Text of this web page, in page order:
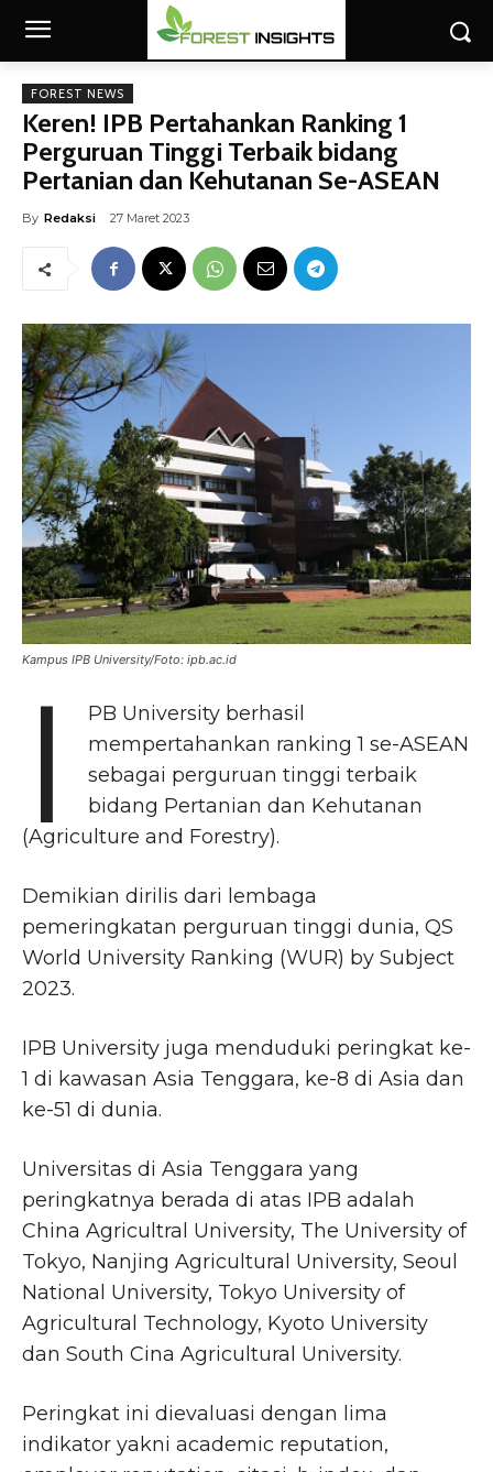
FOREST NEWS
Keren! IPB Pertahankan Ranking 1
Perguruan Tinggi Terbaik bidang
Pertanian dan Kehutanan Se-ASEAN
By Redaksi 27 Maret 2023
Kampus IPB University/Foto: ipb.ac.id
I
PB University berhasil
mempertahankan ranking 1 se-ASEAN
sebagai perguruan tinggi terbaik
bidang Pertanian dan Kehutanan
(Agriculture and Forestry).
Demikian dirilis dari lembaga
pemeringkatan perguruan tinggi dunia, QS
World University Ranking (WUR) by Subject
2023.
IPB University juga menduduki peringkat ke-
1 di kawasan Asia Tenggara, ke-8 di Asia dan
ke-51 di dunia.
Universitas di Asia Tenggara yang
peringkatnya berada di atas IPB adalah
China Agricultral University, The University of
Tokyo, Nanjing Agricultural University, Seoul
National University, Tokyo University of
Agricultural Technology, Kyoto University
dan South Cina Agricultural University.
Peringkat ini dievaluasi dengan lima
indikator yakni academic reputation,